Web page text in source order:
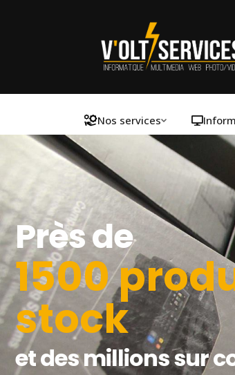
Nos services
Près de
1500
stock
et des millions sur